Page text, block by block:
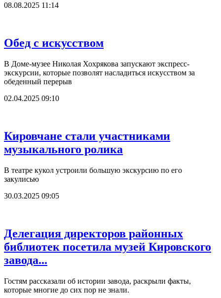
08.08.2025 11:14
Обед с искусством
В Доме-музее Николая Хохрякова запускают экспресс-
экскурсии, которые позволят насладиться искусством за
обеденный перерыв
02.04.2025 09:10
Кировчане стали участниками
музыкального ролика
В театре кукол устроили большую экскурсию по его
закулисью
30.03.2025 09:05
Делегация директоров районных
библиотек посетила музей Кировского
завода...
Гостям рассказали об истории завода, раскрыли факты,
которые многие до сих пор не знали.